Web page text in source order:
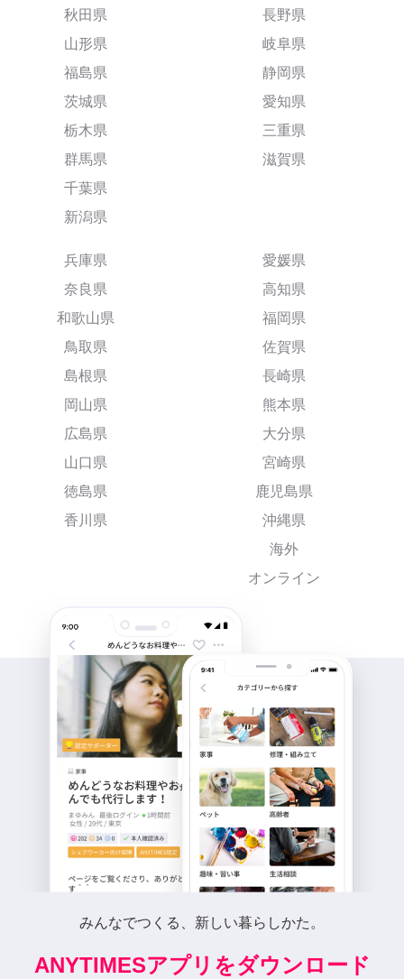
秋田県
山形県
福島県
茨城県
栃木県
群馬県
千葉県
新潟県
長野県
岐阜県
静岡県
愛知県
三重県
滋賀県
兵庫県
奈良県
和歌山県
鳥取県
島根県
岡山県
広島県
山口県
徳島県
香川県
愛媛県
高知県
福岡県
佐賀県
長崎県
熊本県
大分県
宮崎県
鹿児島県
沖縄県
海外
オンライン
みんなでつくる、新しい暮らしかた。
ANYTIMESアプリをダウンロード